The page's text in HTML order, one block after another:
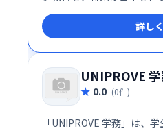
ラミングスクールです。
詳し
UNIPROVE
0.0 (0件)
「UNIPROVE 学務」は、